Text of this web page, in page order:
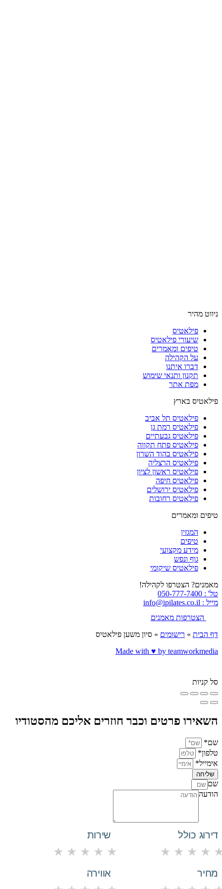
ניווט מהיר
פילאטיס
שיעורי פילאטיס
טיפים ומאמרים
על הקהילה
דברו איתנו
תקנון ותנאי שימוש
מפת אתר
פילאטיס בארץ
פילאטיס תל אביב
פילאטיס רמת גן
פילאטיס גבעתיים
פילאטיס פתח תקווה
פילאטיס בהוד השרון
פילאטיס הרצליה
פילאטיס ראשון לציון
פילאטיס חיפה
פילאטיס ירושלים
פילאטיס רחובות
טיפים ומאמרים
המגזין
טיפים
מידע מקצועי
גוף ונפש
פילאטיס שיקומי
מאמנים? הצטרפו לקהילה!
טל' : 050-777-7400
מייל : info@ipilates.co.il
הצטרפות מאמנים
דף הבית » רישומים » סיון משען פילאטיס
Made with ♥️ by teamworkmedia
סל קניות
השאירו פרטים וכבר חוזרים אליכם מהסטודיו
שם*
טלפון*
אימייל*
שליחה
שם
הודעה
דירוג כולל
★ ★ ★ ★
שירות
★ ★ ★ ★ ★
מחיר אווירה